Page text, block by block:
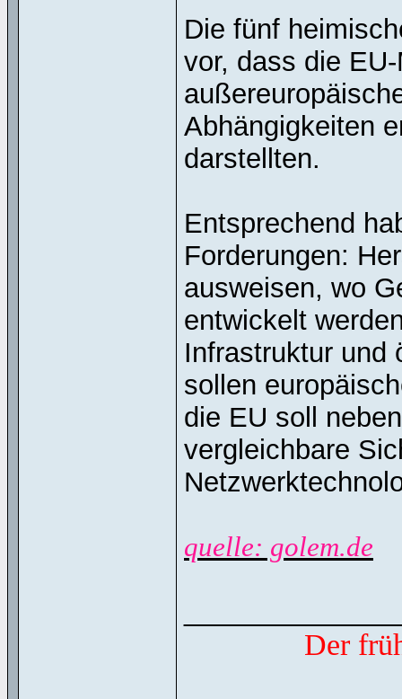
Die fünf
vor, dass die
Abhängigkeiten
darstellten.
Entsprechend
Forderungen:
ausweisen, wo
entwickelt
Infrastruktur und
sollen
die EU soll
vergleichbare
quelle: golem.de
Der